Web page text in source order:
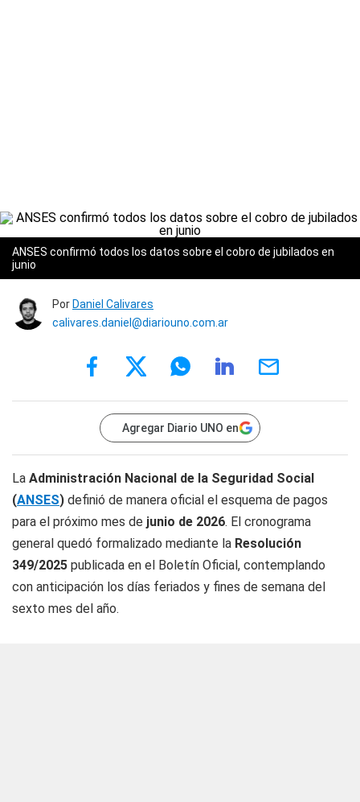
ANSES confirmó todos los datos sobre el cobro de jubilados en
junio
Por Daniel Calivares
calivares.daniel@diariouno.com.ar
Agregar Diario UNO en
La Administración Nacional de la Seguridad Social
(ANSES) definió de manera oficial el esquema de pagos
para el próximo mes de junio de 2026. El cronograma
general quedó formalizado mediante la Resolución
349/2025 publicada en el Boletín Oficial, contemplando
con anticipación los días feriados y fines de semana del
sexto mes del año.